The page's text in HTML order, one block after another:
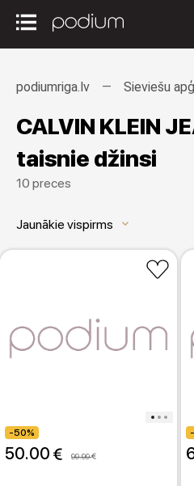
podiumriga.lv Sieviešu
CALVIN KLEIN
taisnie džinsi
10 preces
Jaunākie vispirms keyboard_arrow_down
-50%
50.00 99.99